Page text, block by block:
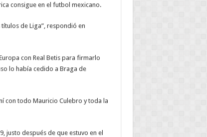
consigue en el futbol mexicano.
de Liga”, respondió en
con Real Betis para firmarlo
lo había cedido a Braga de
con todo Mauricio Culebro y toda la
justo después de que estuvo en el